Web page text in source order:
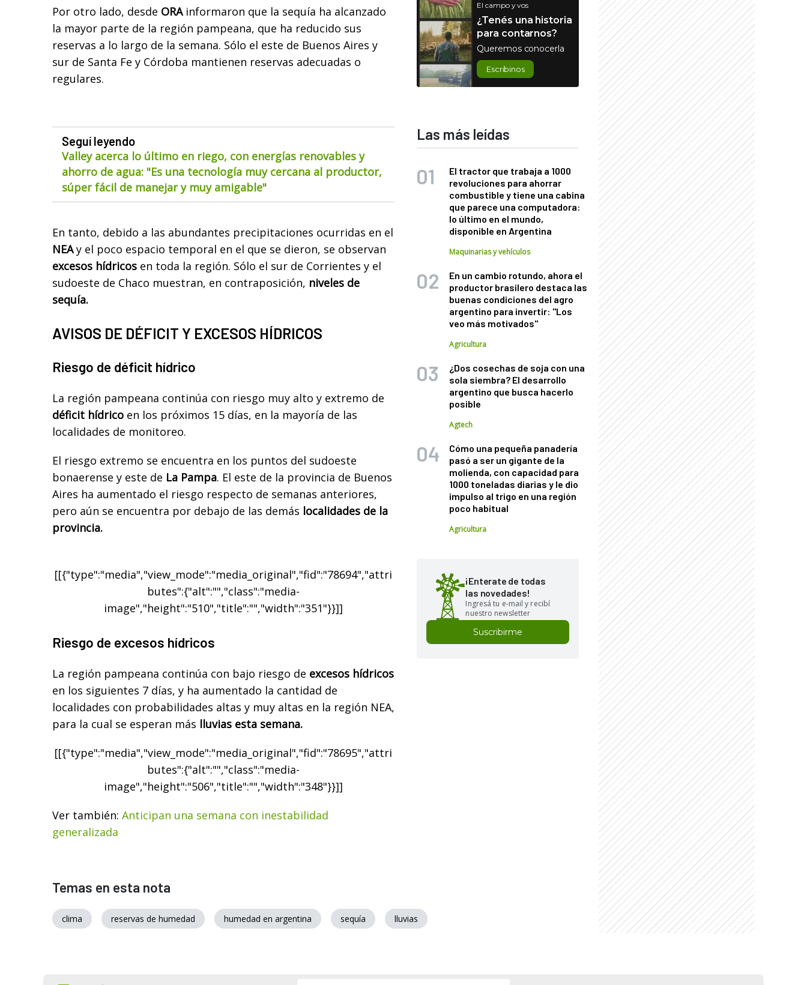
Por otro lado, desde ORAinformaron que la sequía ha alcanzado
la mayor parte de la región pampeana, que ha reducido sus
reservas a lo largo de la semana. Sólo el este de Buenos Aires y
sur de Santa Fe y Córdoba mantienen reservas adecuadas o
regulares.
Seguí leyendo
Valley acerca lo último en riego, con energías renovables y
ahorro de agua: "Es una tecnología muy cercana al productor,
súper fácil de manejar y muy amigable"
En tanto, debido a las abundantes precipitaciones ocurridas en el
NEAy el poco espacio temporal en el que se dieron, se observan
excesos hídricos en toda la región. Sólo el sur de Corrientes y el
sudoeste de Chaco muestran, en contraposición, niveles de
sequía.
AVISOS DE DÉFICIT Y EXCESOS HÍDRICOS
Riesgo de déficit hídrico
La región pampeana continúa con riesgo muy alto y extremo de
déficit hídrico en los próximos 15 días, en la mayoría de las
localidades de monitoreo.
El riesgo extremo se encuentra en los puntos del sudoeste
bonaerense y este de La Pampa. El este de la provincia de Buenos
Aires ha aumentado el riesgo respecto de semanas anteriores,
pero aún se encuentra por debajo de las demás localidades de la
provincia.
[[{"type":"media","view_mode":"media_original","fid":"78694","attri
butes":{"alt":"","class":"media-
image","height":"510","title":"","width":"351"}}]]
Riesgo de excesos hídricos
La región pampeana continúa con bajo riesgo de excesos hídricos
en los siguientes 7 días, y ha aumentado la cantidad de
localidades con probabilidades altas y muy altas en la región NEA,
para la cual se esperan más lluvias esta semana.
[[{"type":"media","view_mode":"media_original","fid":"78695","attri
butes":{"alt":"","class":"media-
image","height":"506","title":"","width":"348"}}]]
Ver también: Anticipan una semana con inestabilidad
generalizada
El campo y vos
¿Tenés una historia
para contarnos?
Queremos conocerla
Escribinos
Las más leídas
El tractor que trabaja a 1000
revoluciones para ahorrar
combustible y tiene una cabina
que parece una computadora:
lo último en el mundo,
disponible en Argentina
Maquinarias y vehículos
En un cambio rotundo, ahora el
productor brasilero destaca las
buenas condiciones del agro
argentino para invertir: "Los
veo más motivados"
Agricultura
¿Dos cosechas de soja con una
sola siembra? El desarrollo
argentino que busca hacerlo
posible
Agtech
Cómo una pequeña panadería
pasó a ser un gigante de la
molienda, con capacidad para
1000 toneladas diarias y le dio
impulso al trigo en una región
poco habitual
Agricultura
¡Enterate de todas
las novedades!
Ingresá tu e-mail y recibí
nuestro newsletter
Suscribirme
Temas en esta nota
clima reservas de humedad humedad en argentina sequía lluvias